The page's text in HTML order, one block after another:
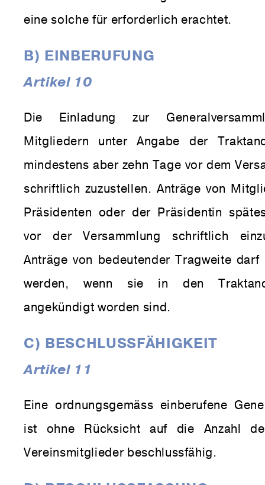
eine solche für erforderlich erachtet.
B) EINBERUFUNG
Artikel 10
Die Einladung zur
Mitgliedern unter Angabe der
mindestens aber zehn Tage vor dem
schriftlich zuzustellen. Anträge von
Präsidenten oder der Präsidentin
vor der Versammlung schriftlich
Anträge von bedeutender Tragweite
werden, wenn sie in den
angekündigt worden sind.
C) BESCHLUSSFÄHIGKEIT
Artikel 11
Eine ordnungsgemäss einberufene
ist ohne Rücksicht auf die Anzahl
Vereinsmitglieder beschlussfähig.